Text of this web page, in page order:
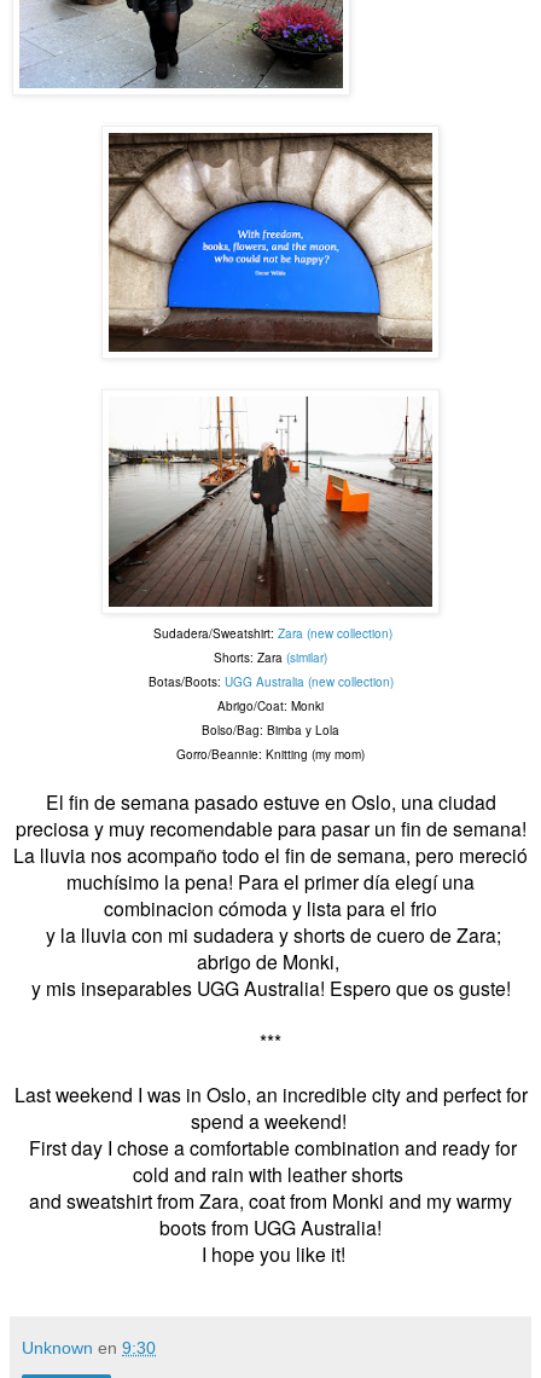
Sudadera/Sweatshirt: Zara (new collection)
Shorts: Zara (similar)
Botas/Boots: UGG Australia (new collection)
Abrigo/Coat: Monki
Bolso/Bag: Bimba y Lola
Gorro/Beannie: Knitting (my mom)
El fin de semana pasado estuve en Oslo, una ciudad
preciosa y muy recomendable para pasar un fin de semana!
La lluvia nos acompaño todo el fin de semana, pero mereció
muchísimo la pena! Para el primer día elegí una
combinacion cómoda y lista para el frio
y la lluvia con mi sudadera y shorts de cuero de Zara;
abrigo de Monki,
y mis inseparables UGG Australia! Espero que os guste!
***
Last weekend I was in Oslo, an incredible city and perfect for
spend a weekend!
First day I chose a comfortable combination and ready for
cold and rain with leather shorts
and sweatshirt from Zara, coat from Monki and my warmy
boots from UGG Australia!
I hope you like it!
Unknown en 9:30